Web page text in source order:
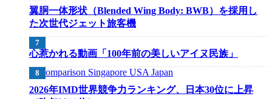
翼胴一体形状（Blended Wing Body: BWB）を採用し
た次世代ジェット旅客機
心惹かれる動画「100年前の美しいアイヌ民族」
2026年IMD世界競争力ランキング、日本30位に上昇